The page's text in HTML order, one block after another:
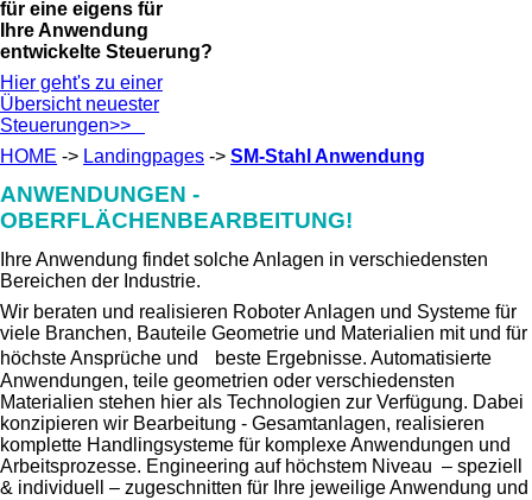
für eine eigens für
Ihre Anwendung
entwickelte Steuerung?
Hier geht's zu einer
Übersicht neuester
Steuerungen>>
HOME -> Landingpages -> SM-Stahl Anwendung
ANWENDUNGEN -
OBERFLÄCHENBEARBEITUNG!
Ihre Anwendung findet solche Anlagen in verschiedensten
Bereichen der Industrie.
Wir beraten und realisieren Roboter Anlagen und Systeme für
viele Branchen, Bauteile Geometrie und Materialien mit und für
höchste Ansprüche und beste Ergebnisse. Automatisierte
Anwendungen, teile geometrien oder verschiedensten
Materialien stehen hier als Technologien zur Verfügung. Dabei
konzipieren wir Bearbeitung - Gesamtanlagen, realisieren
komplette Handlingsysteme für komplexe Anwendungen und
Arbeitsprozesse. Engineering auf höchstem Niveau – speziell
& individuell – zugeschnitten für Ihre jeweilige Anwendung und